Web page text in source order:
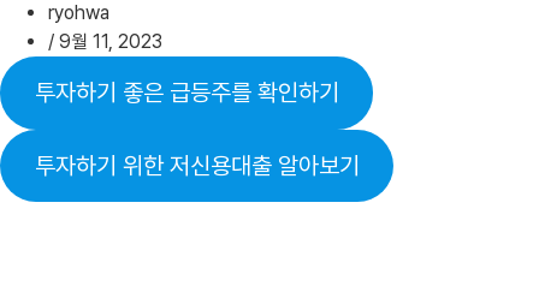
ryohwa
/ 9월 11, 2023
투자하기 좋은 급등주를 확인하기
투자하기 위한 저신용대출 알아보기